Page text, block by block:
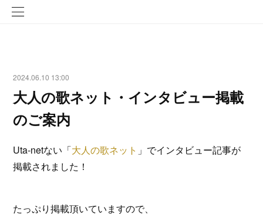
2024.06.10 13:00
大人の歌ネット・インタビュー掲載
のご案内
Uta-netない「大人の歌ネット 」でインタビュー記事が
掲載されました！
たっぷり掲載頂いていますので、